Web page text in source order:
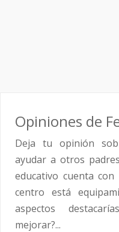
Opiniones de
Deja tu opinión
ayudar a otros
educativo cuenta con
centro está
aspectos
mejorar?...